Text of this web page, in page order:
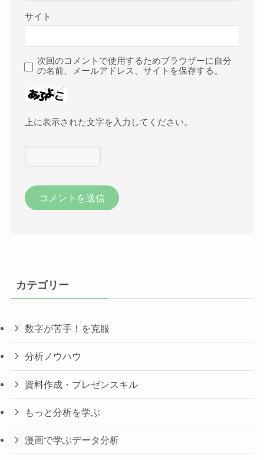
サイト
次回のコメントで使用するためブラウザーに自分
の名前、メールアドレス、サイトを保存する。
上に表示された文字を入力してください。
カテゴリー
数字が苦手！を克服
分析ノウハウ
資料作成・プレゼンスキル
もっと分析を学ぶ
漫画で学ぶデータ分析